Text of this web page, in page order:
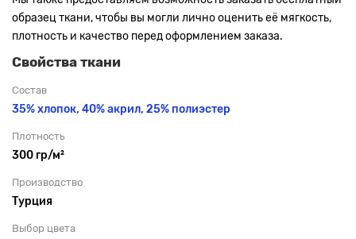
образец ткани, чтобы вы могли лично оценить её мягкость,
плотность и качество перед оформлением заказа.
Свойства ткани
Состав
35% хлопок, 40% акрил, 25% полиэстер
Плотность
300 гр/м²
Производство
Турция
Выбор цвета